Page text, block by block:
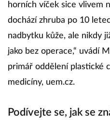
horních víček sice vlivem
dochází zhruba po 10
nadbytku kůže, ale nikdy
jako bez operace,“ uvádí
primář oddělení plastické
medicíny, uem.cz.
Podívejte se, jak se